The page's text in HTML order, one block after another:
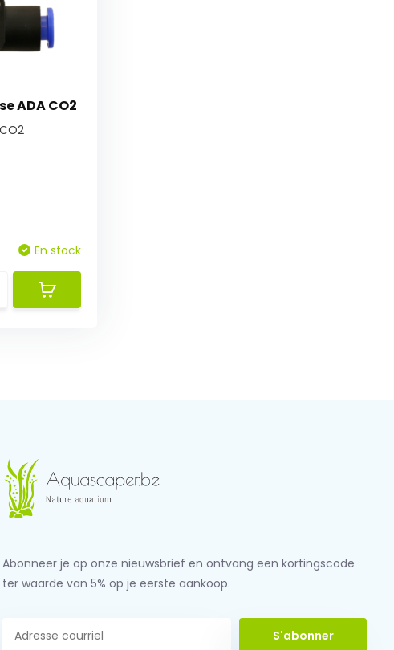
ADA CO2
En stock
Abonneer je op onze nieuwsbrief en ontvang een kortingscode
ter waarde van 5% op je eerste aankoop.
S'abonner